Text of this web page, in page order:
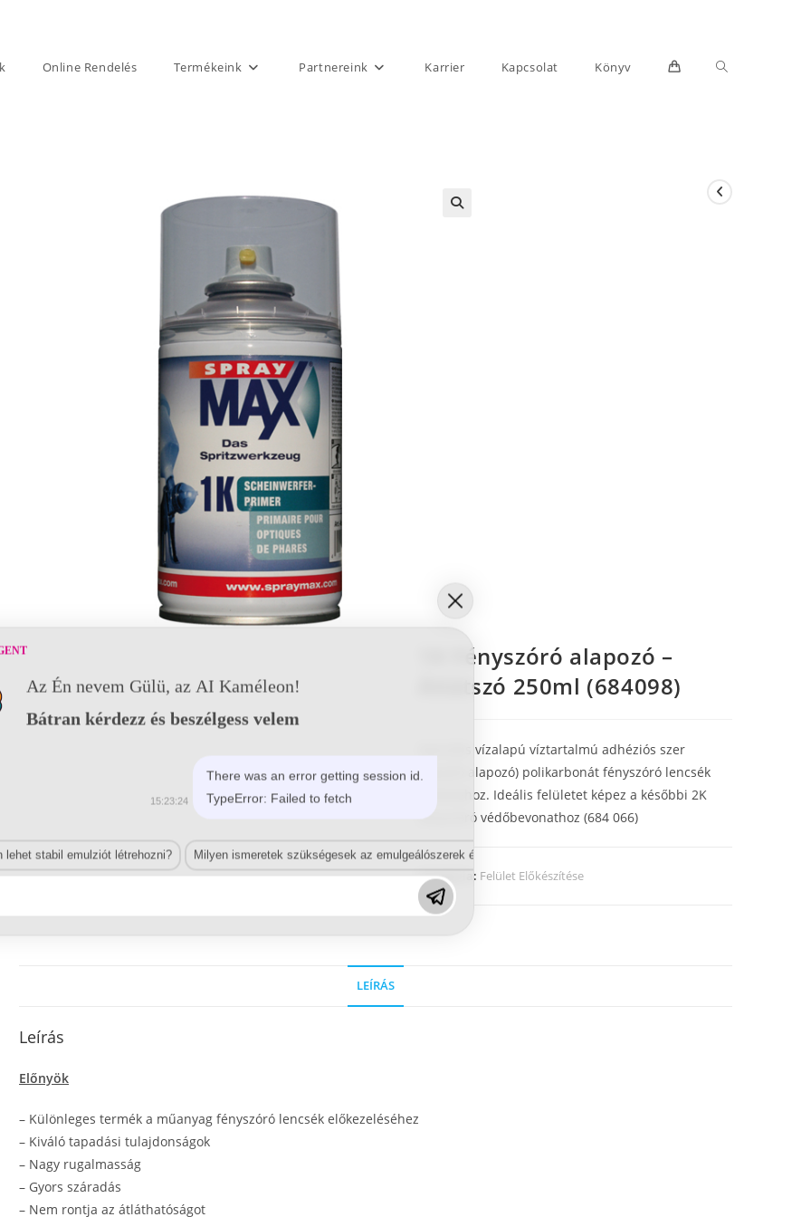
Online Rendelés Termékeink Partnereink Karrier Kapcsolat Könyv Toggle
website
1K Fényszóró alapozó –
Átlátszó 250ml (684098)
Speciális vízalapú víztartalmú adhéziós szer
(tapadó alapozó) polikarbonát fényszóró lencsék
javításához. Ideális felületet képez a későbbi 2K
fényszóró védőbevonathoz(684 066)
Kategória: Felület Előkészítése
LEÍRÁS
Leírás
Előnyök
– Különleges termék a műanyag fényszóró lencsék előkezeléséhez
– Kiváló tapadási tulajdonságok
– Nagy rugalmasság
– Gyors száradás
– Nem rontja az átláthatóságot
Az Én nevem Gülü, az AI Kaméleon!
Bátran kérdezz és beszélgess velem
There was an error getting session id.
TypeError: Failed to fetch
15:23:24
lehet stabil emulziót létrehozni? Milyen ismeretek szükségesek az emulgeálószerek és diszpergálószerek terén?